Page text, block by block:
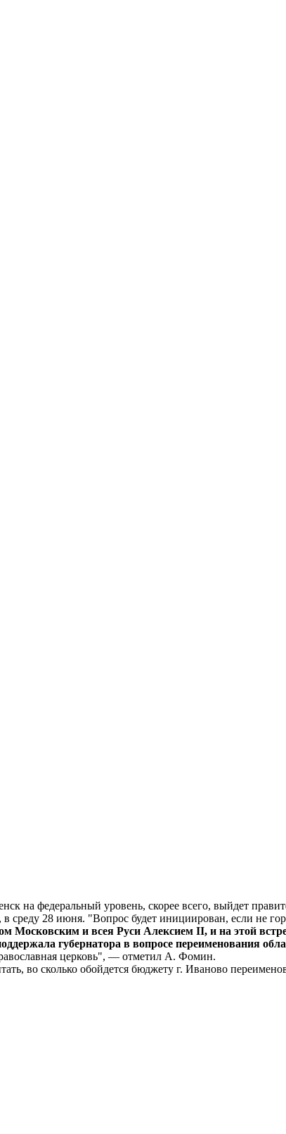
на федеральный уровень, скорее всего, выйдет
среду 28 июня. "Вопрос будет инициирован, если не
Московским и всея Руси Алексием II, и на этой
губернатора в вопросе переименования
церковь", — отметил А. Фомин.
во сколько обойдется бюджету г. Иваново